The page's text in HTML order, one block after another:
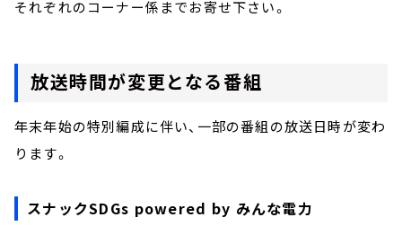
それぞれのコーナー係までお寄せ下さい。
放送時間が変更となる番組
年末年始の特別編成に伴い、一部の番組の放送日時が変わ
ります。
スナックSDGs powered by みんな電力